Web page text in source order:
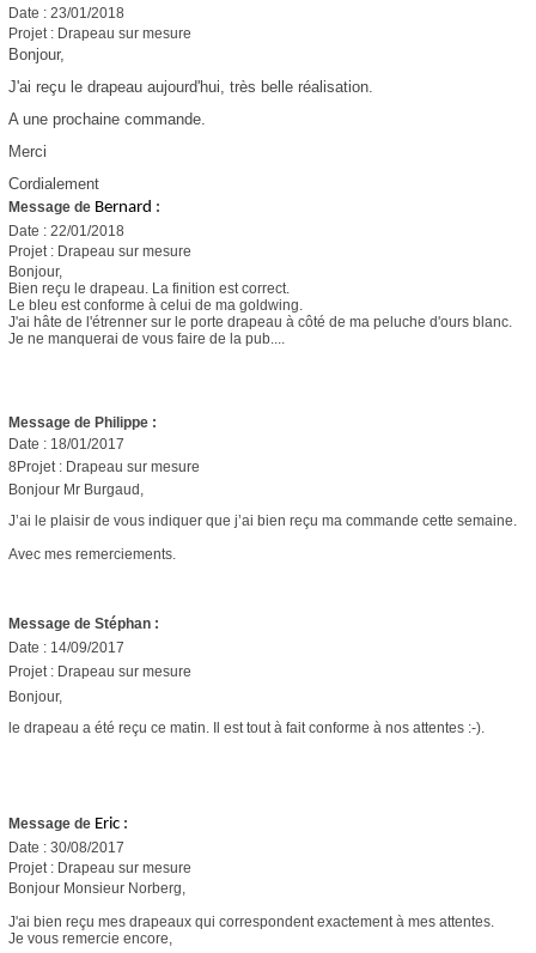
Date : 23/01/2018
Projet : Drapeau sur mesure
Bonjour,
J'ai reçu le drapeau aujourd'hui, très belle réalisation.
A une prochaine commande.
Merci
Cordialement
Message de Bernard :
Date : 22/01/2018
Projet : Drapeau sur mesure
Bonjour,
Bien reçu le drapeau. La finition est correct.
Le bleu est conforme à celui de ma goldwing.
J'ai hâte de l'étrenner sur le porte drapeau à côté de ma peluche d'ours blanc.
Je ne manquerai de vous faire de la pub....
Message de Philippe :
Date : 18/01/2017
8Projet : Drapeau sur mesure
Bonjour Mr Burgaud,
J’ai le plaisir de vous indiquer que j’ai bien reçu ma commande cette semaine.
Avec mes remerciements.
Message de Stéphan :
Date : 14/09/2017
Projet : Drapeau sur mesure
Bonjour,
le drapeau a été reçu ce matin. Il est tout à fait conforme à nos attentes :-).
Message de Eric :
Date : 30/08/2017
Projet : Drapeau sur mesure
Bonjour Monsieur Norberg,
J'ai bien reçu mes drapeaux qui correspondent exactement à mes attentes.
Je vous remercie encore,